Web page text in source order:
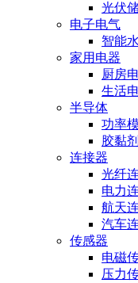
光伏
电子电气
智能
家用电器
厨房
生活
半导体
功率
胶黏
连接器
光纤
电力
航天
汽车
传感器
电磁
压力